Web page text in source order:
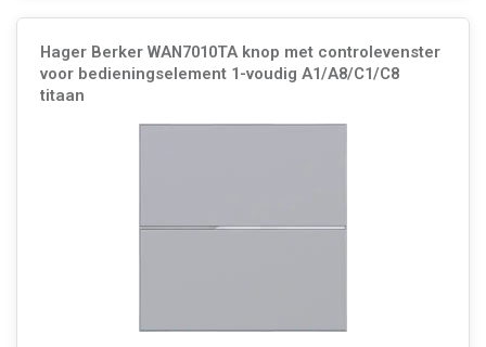
Hager Berker WAN7010TA knop met controlevenster
voor bedieningselement 1-voudig A1/A8/C1/C8
titaan